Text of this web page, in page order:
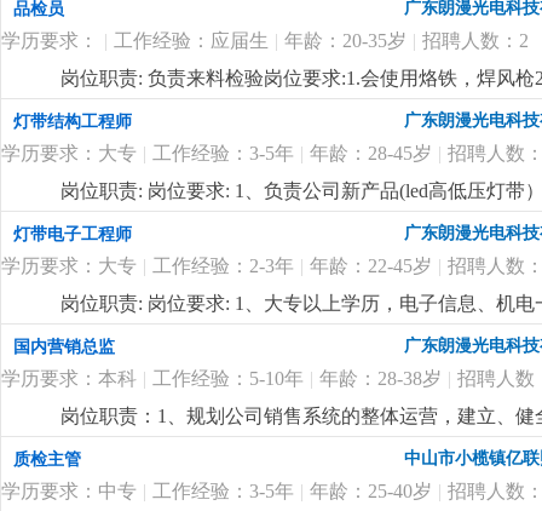
3、有很强的业务能力和主动性，抗压能力强，对工作
迎志同道合的有识之士加入。更详细...
品检员 广东朗漫光电科
学历要求： | 工作经验：应届生 | 年龄：20-35岁 | 招聘人数：2
岗位职责: 负责来料检验岗位要求:1.会使用烙铁，焊风
灯带结构工程师 广东朗漫光电科
学历要求：大专 | 工作经验：3-5年 | 年龄：28-45岁 | 招聘人数
岗位职责: 岗位要求: 1、负责公司新产品(led高低压灯
产工艺（焊接、注塑成型）问题；3、负责技术资料的
以上led灯带产品研发工作经验，对led灯带产品有丰富
悉线路板原理，灯带内部结构、安装出线结构方式及相
力，能承受较大的工作压力；6、有在led高低压灯带或
坚持长期主义的企业，欢迎志同道合的有识之士加入更
灯带电子工程师 广东朗漫光电科
学历要求：大专 | 工作经验：2-3年 | 年龄：22-45岁 | 招聘人数
岗位职责: 岗位要求: 1、大专以上学历，电子信息、机
先；3、精通开发设计软件protel99se；熟悉线路板原理
的沟通协调能力，能承受一定的工作压力。更详细...
国内营销总监 广东朗漫光电科
学历要求：本科 | 工作经验：5-10年 | 年龄：28-38岁 | 招聘人数
岗位职责：1、规划公司销售系统的整体运营，建立、
与制定公司销售中长期规划，依据公司整体销售目标年
程，完成销售任务；3、负责销售团队管理和建设，对
任职要求：1、本科或以上学历，品行端正、要求有良
质检主管 中山市小榄镇亿
学历要求：中专 | 工作经验：3-5年 | 年龄：25-40岁 | 招聘人数